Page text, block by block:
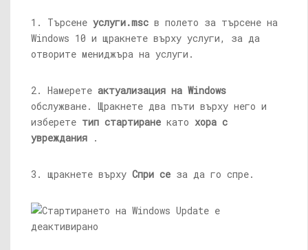
1. Търсене услуги.msc в полето за търсене на
Windows 10 и щракнете върху услуги, за да
отворите мениджъра на услуги.
2. Намерете актуализация на Windows
обслужване. Щракнете два пъти върху него и
изберете тип стартиране като хора с
увреждания .
3. щракнете върху Спри се за да го спре.